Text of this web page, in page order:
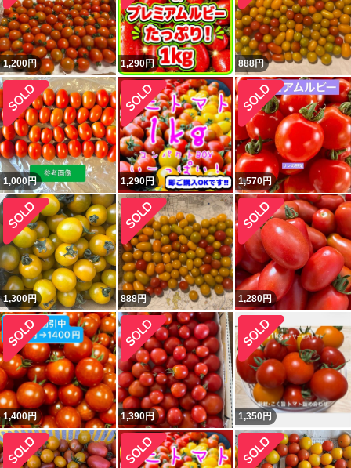
1,200円 1,290円 888円
1,000円 1,290円 1,570円
1,300円 888円 1,280円
1,400円 1,390円 1,350円